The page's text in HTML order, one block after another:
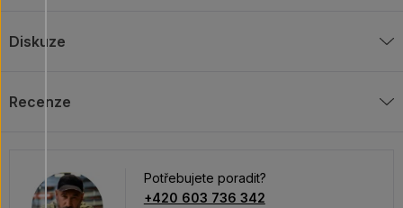
Diskuze
Recenze
Potřebujete poradit?
+420 603 736 342